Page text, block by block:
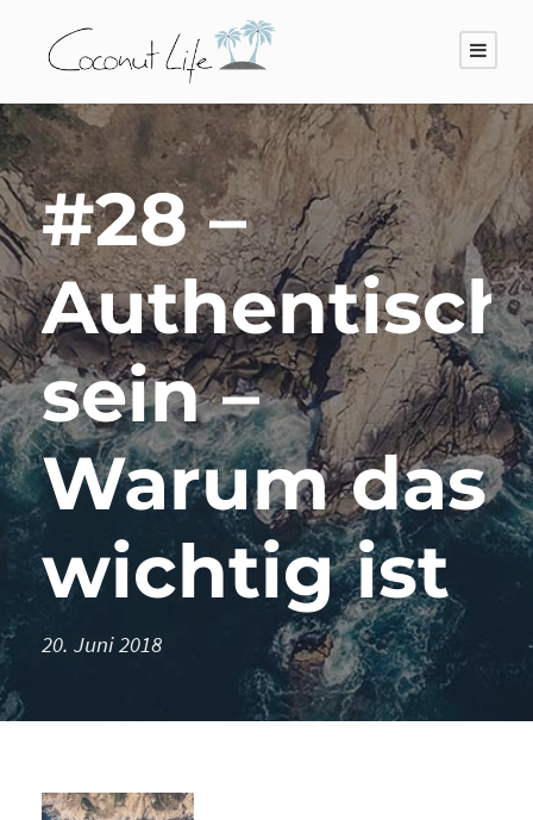
#28 –
Authentisch
sein –
Warum das
wichtig ist
20. Juni 2018